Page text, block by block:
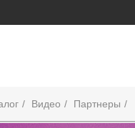
Видео Партнеры